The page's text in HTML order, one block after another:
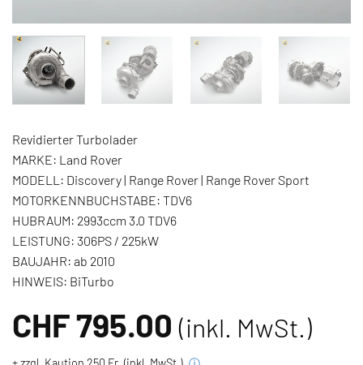
Revidierter Turbolader
MARKE: Land Rover
MODELL: Discovery | Range Rover | Range Rover Sport
MOTORKENNBUCHSTABE: TDV6
HUBRAUM: 2993ccm 3.0 TDV6
LEISTUNG: 306PS / 225kW
BAUJAHR: ab 2010
HINWEIS: BiTurbo
CHF795.00 (inkl. MwSt.)